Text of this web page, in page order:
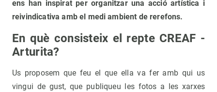
ens han inspirat per organitzar una acció artística i
reivindicativa amb el medi ambient de rerefons.
En què consisteix el repte CREAF -
Arturita?
Us proposem que feu el que ella va fer amb qui us
vingui de gust, que publiqueu les fotos a les xarxes